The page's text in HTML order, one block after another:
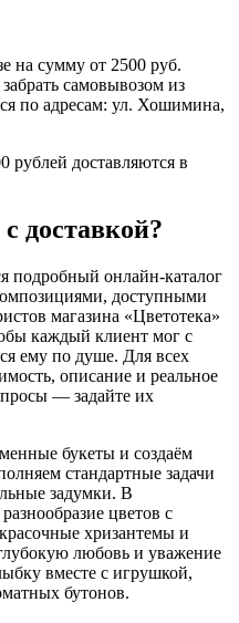
на сумму от 2500 руб.
самовывозом из
по адресам: ул. Хошимина,
доставляются в
доставкой?
подробный онлайн-каталог
доступными
магазина «Цветотека»
каждый клиент мог с
ему по душе. Для всех
описание и реальное
— задайте их
букеты и создаём
стандартные задачи
задумки. В
цветов с
хризантемы и
любовь и уважение
вместе с игрушкой,
бутонов.